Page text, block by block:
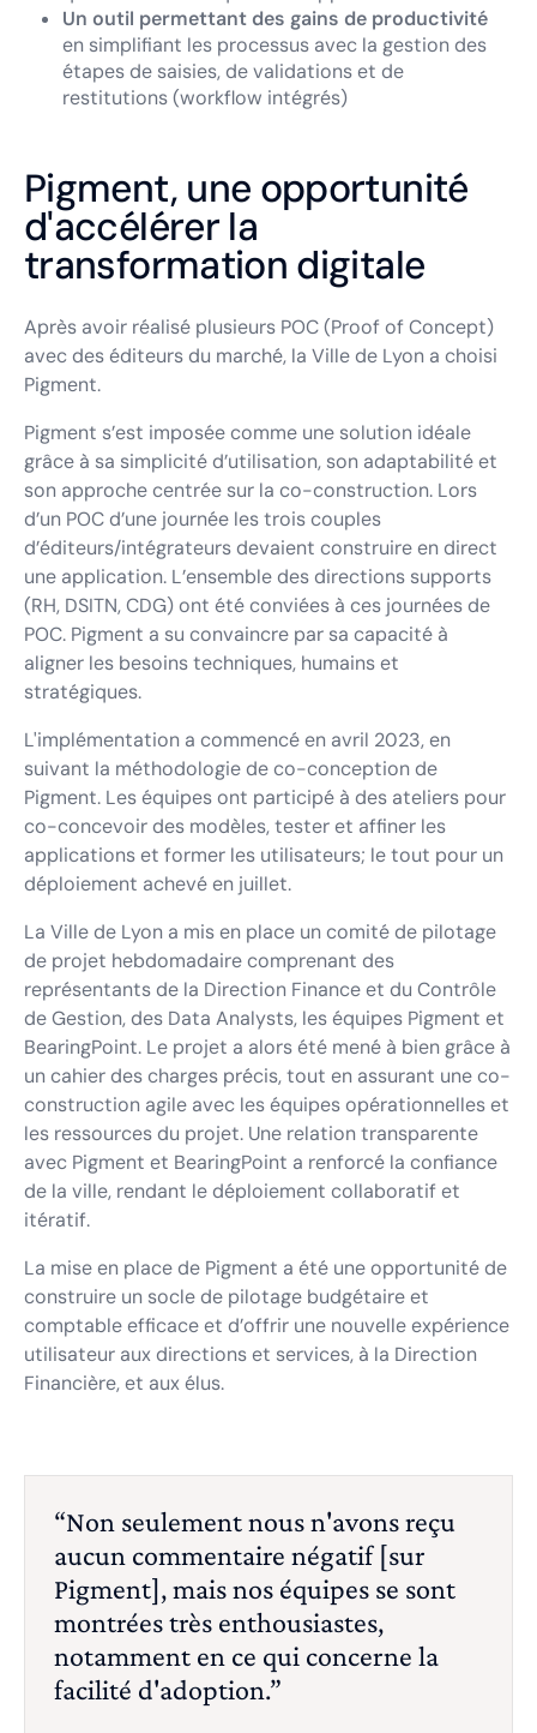
Un outil permettant des gains de productivité
en simplifiant les processus avec la gestion des
étapes de saisies, de validations et de
restitutions (workflow intégrés)
Pigment, une opportunité
d'accélérer la
transformation digitale
Après avoir réalisé plusieurs POC (Proof of Concept)
avec des éditeurs du marché, la Ville de Lyon a choisi
Pigment.
Pigment s’est imposée comme une solution idéale
grâce à sa simplicité d’utilisation, son adaptabilité et
son approche centrée sur la co-construction. Lors
d’un POC d’une journée les trois couples
d’éditeurs/intégrateurs devaient construire en direct
une application. L’ensemble des directions supports
(RH, DSITN, CDG) ont été conviées à ces journées de
POC. Pigment a su convaincre par sa capacité à
aligner les besoins techniques, humains et
stratégiques.
L'implémentation a commencé en avril 2023, en
suivant la méthodologie de co-conception de
Pigment. Les équipes ont participé à des ateliers pour
co-concevoir des modèles, tester et affiner les
applications et former les utilisateurs; le tout pour un
déploiement achevé en juillet.
La Ville de Lyon a mis en place un comité de pilotage
de projet hebdomadaire comprenant des
représentants de la Direction Finance et du Contrôle
de Gestion, des Data Analysts, les équipes Pigment et
BearingPoint. Le projet a alors été mené à bien grâce à
un cahier des charges précis, tout en assurant une co-
construction agile avec les équipes opérationnelles et
les ressources du projet. Une relation transparente
avec Pigment et BearingPoint a renforcé la confiance
de la ville, rendant le déploiement collaboratif et
itératif.
La mise en place de Pigment a été une opportunité de
construire un socle de pilotage budgétaire et
comptable efficace et d’offrir une nouvelle expérience
utilisateur aux directions et services, à la Direction
Financière, et aux élus.
“Non seulement nous n'avons reçu
aucun commentaire négatif [sur
Pigment], mais nos équipes se sont
montrées très enthousiastes,
notamment en ce qui concerne la
facilité d'adoption.”